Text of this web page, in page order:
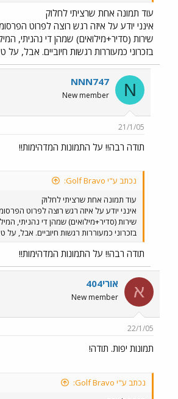
עוד תמונה אחת שרציתי לחלוק
אינני יודע על איזה רגש רוצה לפרוט
שירות (סדיר+מילואים) שמהן די נהניתי,
בזכרוני כמעוררות רגשות חיוביים. אבל, על
N
NNN747
New member
21/1/05
תודה רבה!! על התמונות המדהימות!!
נכתב ע"י Golf Bravo:
עוד תמונה אחת שרציתי לחלוק
אינני יודע על איזה רגש רוצה לפרוט
שירות (סדיר+מילואים) שמהן די נהניתי,
בזכרוני כמעוררות רגשות חיוביים. אבל, על
תודה רבה!! על התמונות המדהימות!!
א אורי404
New member
22/1/05
תמונות יפות. תודה!
נכתב ע"י Golf Bravo: